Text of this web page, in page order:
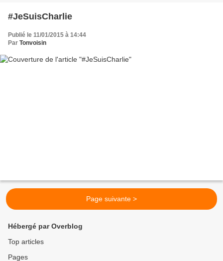
#JeSuisCharlie
Publié le 11/01/2015 à 14:44
Par Tonvoisin
Page suivante >
Hébergé par Overblog
Top articles
Pages